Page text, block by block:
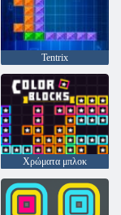
Tentrix
Χρώματα μπλοκ